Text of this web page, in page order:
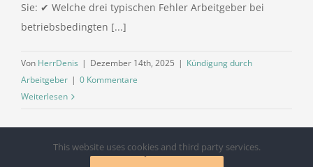
Sie: ✔ Welche drei typischen Fehler Arbeitgeber bei
betriebsbedingten [...]
Von HerrDenis | Dezember 14th, 2025 | Kündigung durch
Arbeitgeber | 0 Kommentare
Weiterlesen
This website uses cookies and third party services.